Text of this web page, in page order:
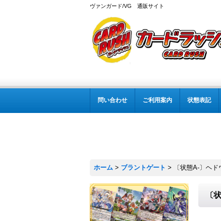
ヴァンガード/VG 通販サイト
問い合わせ ご利用案内 状態表記
ホーム > ブラントゲート > 〔状態A-〕ヘ
〔